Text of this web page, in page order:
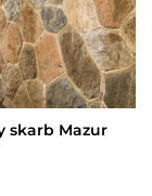
skarb Mazur